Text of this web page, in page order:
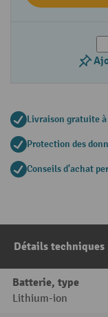
Livraison gratuite
Protection des
Conseils d'achat
Détails techniques
Batterie, type
Lithium-ion